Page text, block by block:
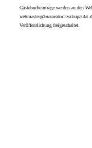
Gästebucheinträge werden an den
webmaster@braunsdorf-
Veröffentlichung freigeschaltet.